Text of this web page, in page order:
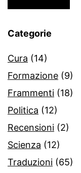
Categorie
Cura (14)
Formazione (9)
Frammenti (18)
Politica (12)
Recensioni (2)
Scienza (12)
Traduzioni (65)